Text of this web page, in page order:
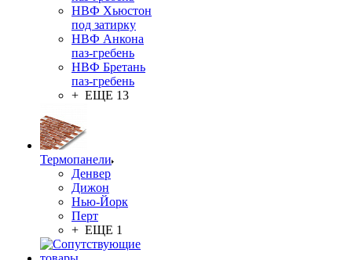
НВФ Хьюстон
под затирку
НВФ Анкона
паз-гребень
НВФ Бретань
паз-гребень
+ ЕЩЕ 13
Термопанели
Денвер
Дижон
Нью-Йорк
Перт
+ ЕЩЕ 1